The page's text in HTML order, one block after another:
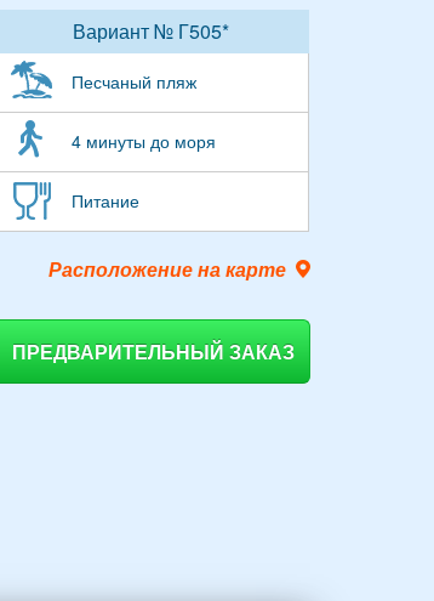
Вариант № Г505*
Песчаный пляж
4 минуты до моря
Питание
Расположение на карте
ПРЕДВАРИТЕЛЬНЫЙ ЗАКАЗ